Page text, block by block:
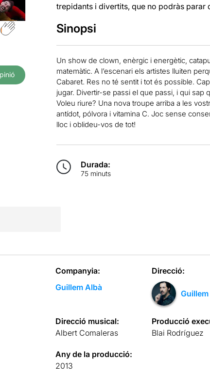
trepidants i divertits, que no podràs parar
Sinopsi
Un show de clown, enèrgic i energètic,
matemàtic. A l’escenari els artistes lluiten
Cabaret. Res no té sentit i tot és possible.
jugar. Divertir-se passi el que passi, i qui sap
Voleu riure? Una nova troupe arriba a les
antídot, pólvora i vitamina C. Joc sense
lloc i oblideu-vos de tot!
Durada:
75 minuts
Companyia:
Guillem Albà
Direcció:
Direcció musical:
Albert Comaleras
Producció
Blai Rodríguez
Any de la producció:
2013